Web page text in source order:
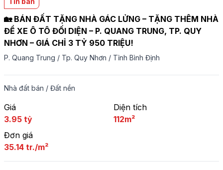
🏡 BÁN ĐẤT TẶNG NHÀ GÁC LỬNG – TẶNG THÊM NHÀ
ĐỂ XE Ô TÔ ĐỐI DIỆN – P. QUANG TRUNG, TP. QUY
NHƠN – GIÁ CHỈ 3 TỶ 950 TRIỆU!
P. Quang Trung / Tp. Quy Nhơn / Tỉnh Bình Định
Nhà đất bán / Đất nền
Giá
3.95 tỷ
Diện tích
112m²
Đơn giá
35.14 tr./m²